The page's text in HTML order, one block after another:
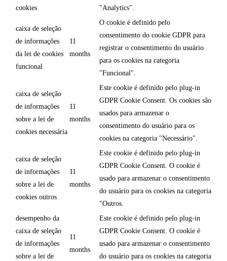
cookies
"Analytics".
caixa de seleção
de informações
da lei de cookies
funcional
11
months
O cookie é definido pelo
consentimento do cookie GDPR para
registrar o consentimento do usuário
para os cookies na categoria
"Funcional".
caixa de seleção
de informações
sobre a lei de
cookies necessária
11
months
Este cookie é definido pelo plug-in
GDPR Cookie Consent. Os cookies são
usados para armazenar o
consentimento do usuário para os
cookies na categoria "Necessário".
caixa de seleção
de informações
sobre a lei de
cookies outros
11
months
Este cookie é definido pelo plug-in
GDPR Cookie Consent. O cookie é
usado para armazenar o consentimento
do usuário para os cookies na categoria
"Outros.
desempenho da
caixa de seleção
de informações
sobre a lei de
11
months
Este cookie é definido pelo plug-in
GDPR Cookie Consent. O cookie é
usado para armazenar o consentimento
do usuário para os cookies na categoria